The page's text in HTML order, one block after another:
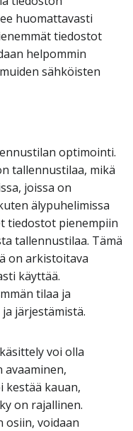
huomattavasti
tiedostot
helpommin
sähköisten
optimointi.
tallennustilaa, mikä
joissa on
älypuhelimissa
tiedostot pienempiin
tallennustilaa. Tämä
on arkistoitava
käyttää.
tilaa ja
järjestämistä.
voi olla
kestää kauan,
on rajallinen.
osiin, voidaan